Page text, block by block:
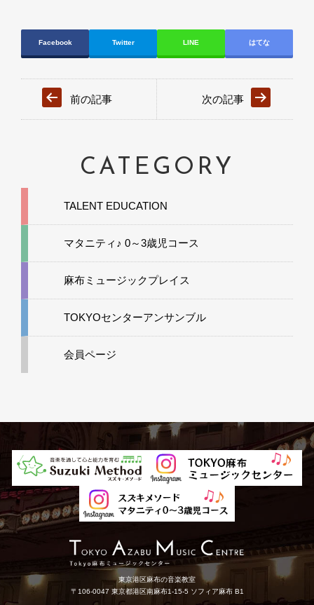
Facebook Twitter LINE はてな
前の記事 次の記事
CATEGORY
TALENT EDUCATION
マタニティ♪ 0～3歳児コース
麻布ミュージックプレイス
TOKYOセンターアンサンブル
会員ページ
東京港区麻布の音楽教室
〒106-0047 東京都港区南麻布1-15-5 ソフィア麻布 B1